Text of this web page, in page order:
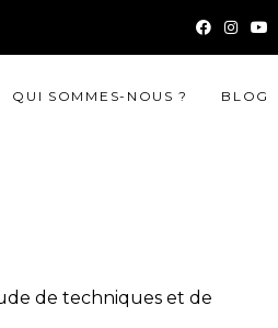
QUI SOMMES-NOUS ? BLOG
de techniques et de